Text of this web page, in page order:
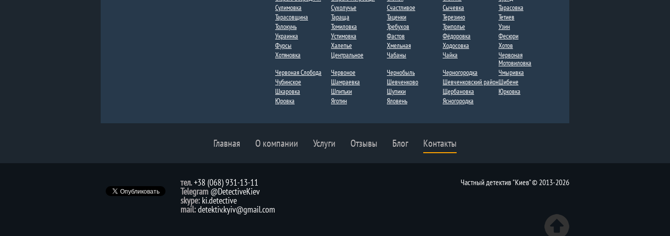
Сулимовка
Сухолучье​ Счастливое Сычевка
Тарасовка
Тарасовщина
Тараща Таценки​ Терезино
Тетиев
Толокунь
Томиловка Требухов Триполье
Узин
Украинка
Устимовка Фастов Фёдоровка
Фесюри
Фурсы
Халепье Хмельная Ходосовка
Хотов
Хотяновка
Центральное Чабаны Чайка
Червоная
Мотовиловка
Червоная Слобода
Червоное Чернобыль Черногородка
Чмыривка
Чубинское
Шамраевка Шевченково Шевченковский районШибене
Шкаровка
Шпитьки Шупики Щербановка
Юрковка
Юровка
Яготин Яловень Ясногородка
Главная О компании Услуги Отзывы Блог Контакты
Частный детектив "Киев" © 2013-2026
тел.+38 (068) 931-13-11
Telegram @DetectiveKiev
skype: ki.detective
mail:detektiv.kyiv@gmail.com